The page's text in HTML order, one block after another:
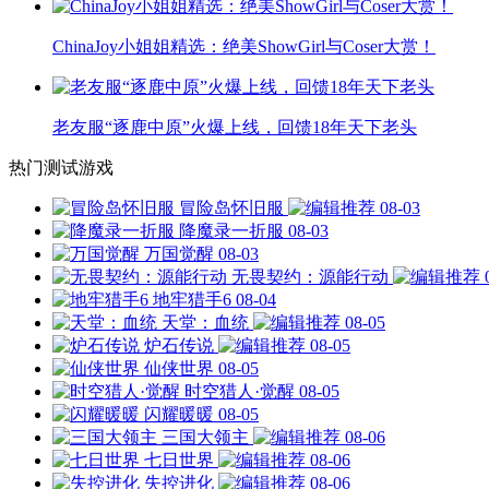
ChinaJoy小姐姐精选：绝美ShowGirl与Coser大赏！
老友服“逐鹿中原”火爆上线，回馈18年天下老头
热门测试游戏
冒险岛怀旧服
08-03
降魔录一折服 08-03
万国觉醒 08-03
无畏契约：源能行动
地牢猎手6 08-04
天堂：血统
08-05
炉石传说
08-05
仙侠世界 08-05
时空猎人·觉醒 08-05
闪耀暖暖 08-05
三国大领主
08-06
七日世界
08-06
失控进化
08-06